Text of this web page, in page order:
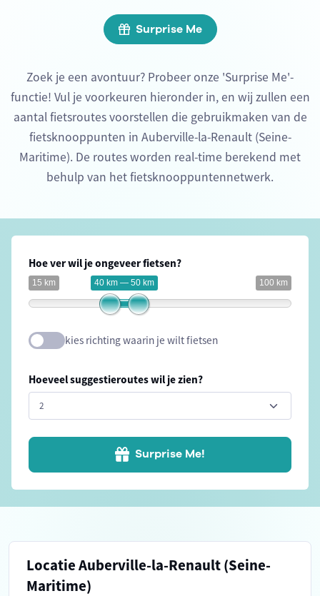
Surprise Me
Zoek je een avontuur? Probeer onze 'Surprise Me'-
functie! Vul je voorkeuren hieronder in, en wij zullen een
aantal fietsroutes voorstellen die gebruikmaken van de
fietsknooppunten in Auberville-la-Renault (Seine-
Maritime). De routes worden real-time berekend met
behulp van het fietsknooppuntennetwerk.
Hoe ver wil je ongeveer fietsen?
15 km 100 km
40 km — 50 km
kies richting waarin je wilt fietsen
Hoeveel suggestieroutes wil je zien?
Surprise Me!
Locatie Auberville-la-Renault (Seine-
Maritime)